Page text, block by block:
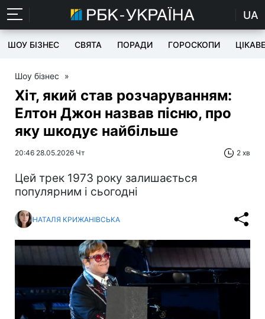
UA
ШОУ БІЗНЕС СВЯТА ПОРАДИ ГОРОСКОПИ ЦІКАВЕ
Шоу бізнес »
Хіт, який став розчаруванням:
Елтон Джон назвав пісню, про
яку шкодує найбільше
20:46 28.05.2026 Чт 2 хв
Цей трек 1973 року залишається
популярним і сьогодні
НАТАЛЯ КРИЖАНІВСЬКА